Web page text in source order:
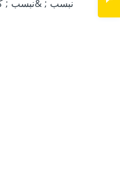
&نبسب ; &نبسب